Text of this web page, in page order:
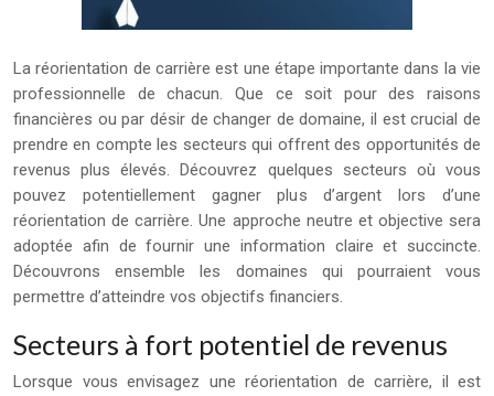
La réorientation de carrière est une étape importante dans la vie
professionnelle de chacun. Que ce soit pour des raisons
financières ou par désir de changer de domaine, il est crucial de
prendre en compte les secteurs qui offrent des opportunités de
revenus plus élevés. Découvrez quelques secteurs où vous
pouvez potentiellement gagner plus d’argent lors d’une
réorientation de carrière. Une approche neutre et objective sera
adoptée afin de fournir une information claire et succincte.
Découvrons ensemble les domaines qui pourraient vous
permettre d’atteindre vos objectifs financiers.
Secteurs à fort potentiel de revenus
Lorsque vous envisagez une réorientation de carrière, il est